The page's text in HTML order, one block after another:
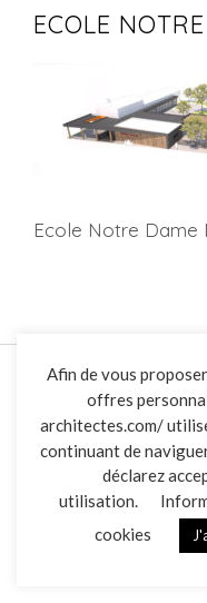
L’AGENCE
RÉALISATIONS
ACTUALITÉS
CONTACT
ECOLE
Ecole Notre Dame
Afin de vous
offres
architectes.com/
continuant de
déclarez
utilisation.
cookies